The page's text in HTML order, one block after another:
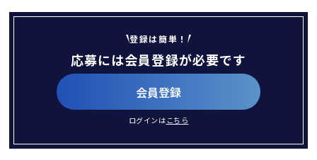
登録は簡単！
応募には会員登録が必要です
会員登録
ログインは こちら